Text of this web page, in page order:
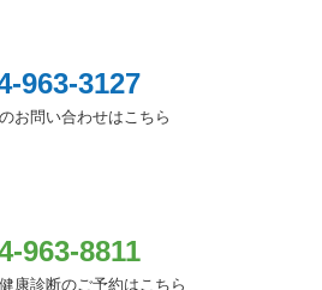
963-3127
お問い合わせはこちら
963-8811
康診断のご予約はこちら